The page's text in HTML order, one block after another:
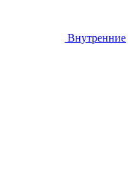
Внутренние